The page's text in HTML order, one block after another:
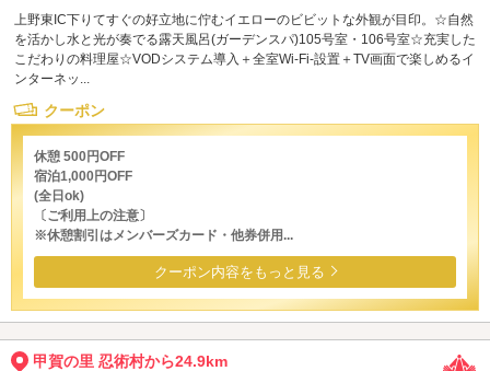
上野東IC下りてすぐの好立地に佇むイエローのビビットな外観が目印。☆自然
を活かし水と光が奏でる露天風呂(ガーデンスパ)105号室・106号室☆充実した
こだわりの料理屋☆VODシステム導入＋全室Wi-Fi-設置＋TV画面で楽しめるイ
ンターネッ...
クーポン
休憩 500円OFF
宿泊1,000円OFF
(全日ok)
〔ご利用上の注意〕
※休憩割引はメンバーズカード・他券併用...
クーポン内容をもっと見る
甲賀の里 忍術村から24.9km